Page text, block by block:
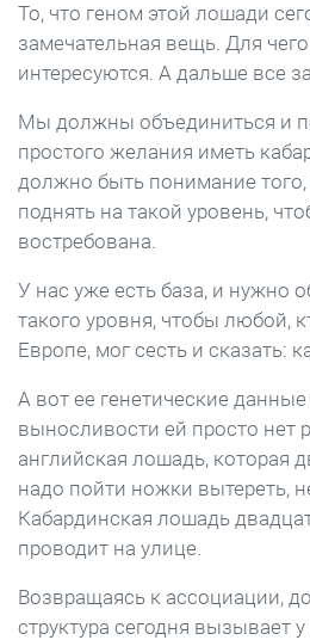
То, что геном этой лошади
замечательная вещь. Для
интересуются. А дальше все
Мы должны объединиться и
простого желания иметь
должно быть понимание
поднять на такой уровень,
востребована.
У нас уже есть база, и нужно
такого уровня, чтобы любой,
Европе, мог сесть и сказать:
А вот ее генетические
выносливости ей просто нет
английская лошадь, которая
надо пойти ножки вытереть,
Кабардинская лошадь
проводит на улице.
Возвращаясь к ассоциации,
структура сегодня вызывает